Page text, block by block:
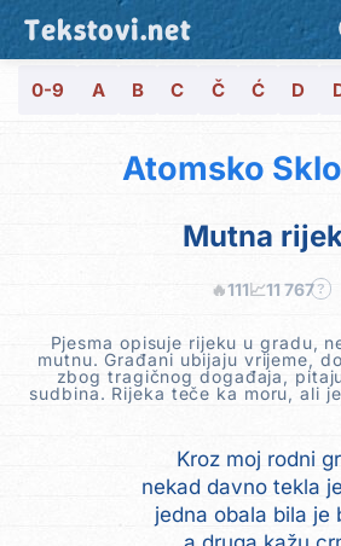
Tekstovi.net
0-9 A B C Č Ć D
Atomsko
Mutna
🔥111📈11 767 ?
Pjesma opisuje rijeku u gradu,
mutnu. Građani ubijaju vrijeme,
zbog tragičnog događaja,
sudbina. Rijeka teče ka moru, ali
Kroz moj rodni
nekad davno tekla
jedna obala bila je